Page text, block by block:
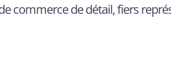
commerce de détail, fiers